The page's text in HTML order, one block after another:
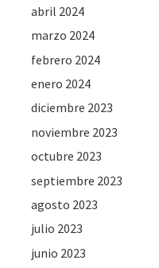
abril 2024
marzo 2024
febrero 2024
enero 2024
diciembre 2023
noviembre 2023
octubre 2023
septiembre 2023
agosto 2023
julio 2023
junio 2023